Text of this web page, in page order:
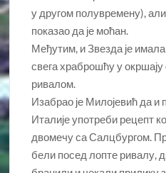
у другом полувремену),
показао да је моћан.
Међутим, и Звезда је
свега храброшћу у
ривалом.
Изабрао је Милојевић да
Италије употреби рецепт
двомечу са Салцбургом.
бели посед лопте ривалу,